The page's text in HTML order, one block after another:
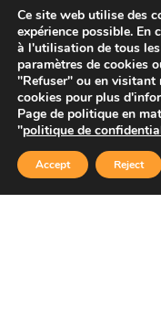
Orthèses et prothèses
Startups
Copyright ©
Ce site web utilise des
expérience possible. En
à l'utilisation de tous
paramètres de cookies
"Refuser" ou en visitant
cookies pour plus
Page de politique en
"politique de
Accept Reject